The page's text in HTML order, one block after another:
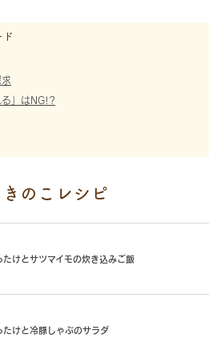
る」はNG!?
のこレシピ
たけとサツマイモの炊き込みご飯
たけと冷豚しゃぶのサラダ